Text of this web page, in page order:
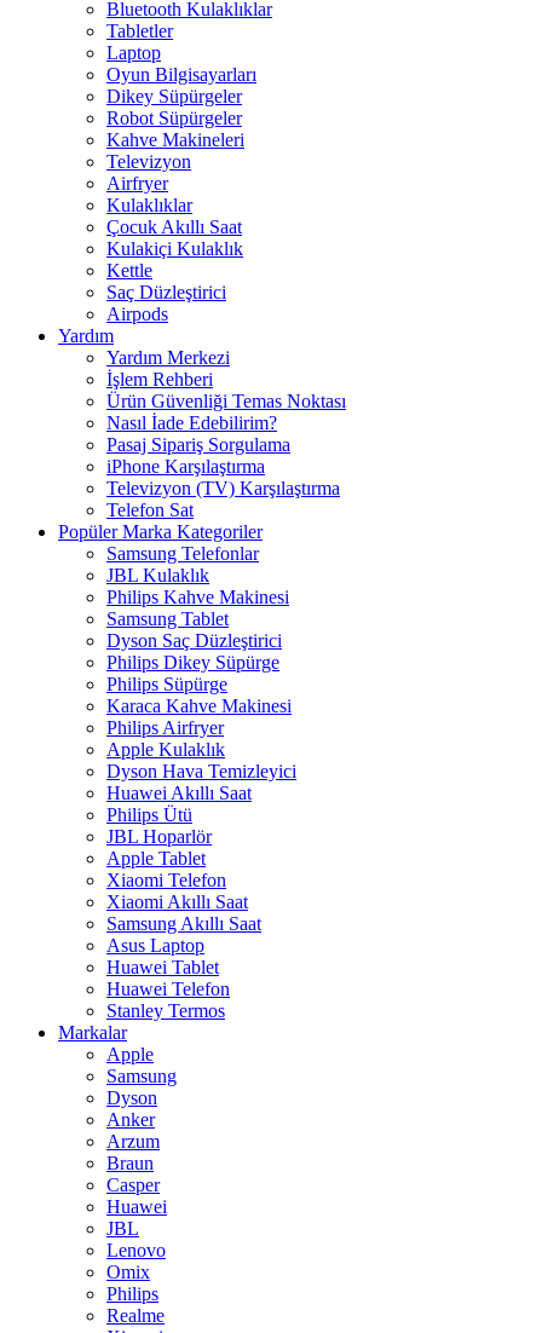
Bluetooth Kulaklıklar
Tabletler
Laptop
Oyun Bilgisayarları
Dikey Süpürgeler
Robot Süpürgeler
Kahve Makineleri
Televizyon
Airfryer
Kulaklıklar
Çocuk Akıllı Saat
Kulakiçi Kulaklık
Kettle
Saç Düzleştirici
Airpods
Yardım
Yardım Merkezi
İşlem Rehberi
Ürün Güvenliği Temas Noktası
Nasıl İade Edebilirim?
Pasaj Sipariş Sorgulama
iPhone Karşılaştırma
Televizyon (TV) Karşılaştırma
Telefon Sat
Popüler Marka Kategoriler
Samsung Telefonlar
JBL Kulaklık
Philips Kahve Makinesi
Samsung Tablet
Dyson Saç Düzleştirici
Philips Dikey Süpürge
Philips Süpürge
Karaca Kahve Makinesi
Philips Airfryer
Apple Kulaklık
Dyson Hava Temizleyici
Huawei Akıllı Saat
Philips Ütü
JBL Hoparlör
Apple Tablet
Xiaomi Telefon
Xiaomi Akıllı Saat
Samsung Akıllı Saat
Asus Laptop
Huawei Tablet
Huawei Telefon
Stanley Termos
Markalar
Apple
Samsung
Dyson
Anker
Arzum
Braun
Casper
Huawei
JBL
Lenovo
Omix
Philips
Realme